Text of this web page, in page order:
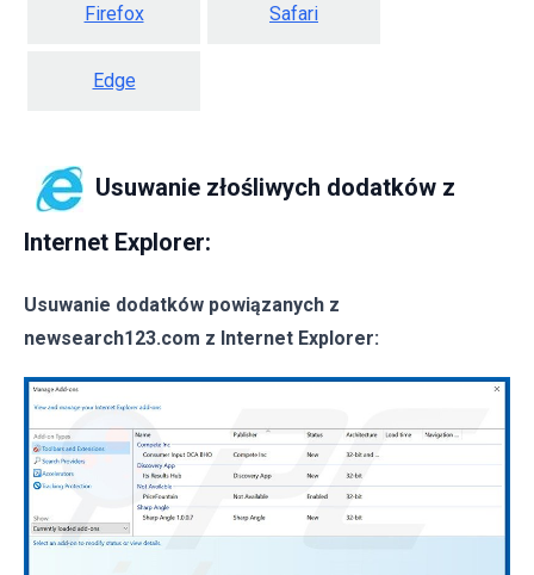
Firefox Safari
Edge
Usuwanie złośliwych dodatków z
Internet Explorer:
Usuwanie dodatków powiązanych z
newsearch123.com z Internet Explorer: